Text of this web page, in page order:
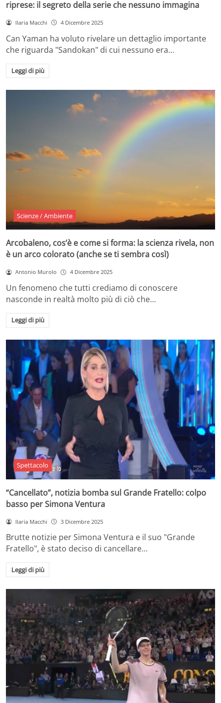
riprese: il segreto della serie che nessuno immagina
Ilaria Macchi 4 Dicembre 2025
Can Yaman ha voluto rivelare un dettaglio importante
che riguarda "Sandokan" di cui nessuno era…
Leggi di più
Scienze / Ambiente
Arcobaleno, cos’è e come si forma: la scienza rivela, non
è un arco colorato (anche se ti sembra così)
Antonio Murolo 4 Dicembre 2025
Un fenomeno che tutti crediamo di conoscere
nasconde in realtà molto più di ciò che…
Leggi di più
Spettacolo
“Cancellato”, notizia bomba sul Grande Fratello: colpo
basso per Simona Ventura
Ilaria Macchi 3 Dicembre 2025
Brutte notizie per Simona Ventura e il suo "Grande
Fratello", è stato deciso di cancellare…
Leggi di più